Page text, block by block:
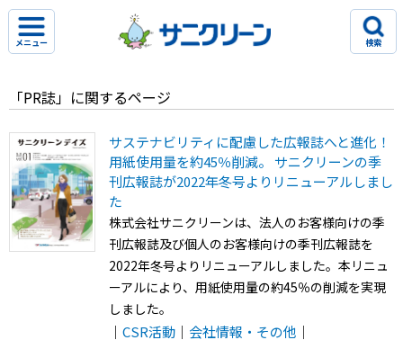
メニュー 検索
「PR誌」に関するページ
サステナビリティに配慮した広報誌へと進化！
用紙使用量を約45％削減。 サニクリーンの季
刊広報誌が2022年冬号よりリニューアルしまし
た
株式会社サニクリーンは、法人のお客様向けの季
刊広報誌及び個人のお客様向けの季刊広報誌を
2022年冬号よりリニューアルしました。本リニュ
ーアルにより、用紙使用量の約45％の削減を実現
しました。
｜ CSR活動 ｜ 会社情報・その他 ｜